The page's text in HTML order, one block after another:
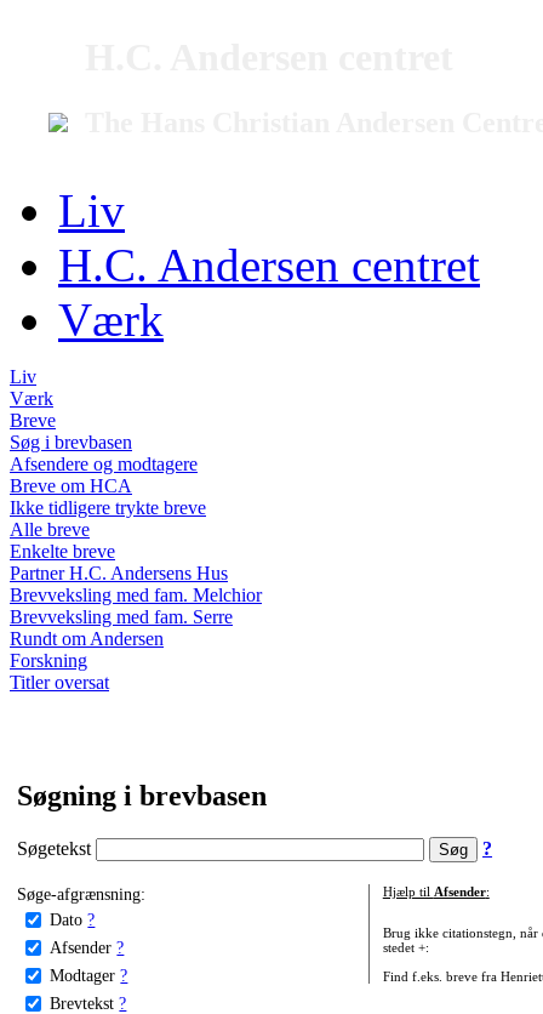
Liv
H.C. Andersen centret
Værk
Liv
Værk
Breve
Søg i brevbasen
Afsendere og modtagere
Breve om HCA
Ikke tidligere trykte breve
Alle breve
Enkelte breve
Partner H.C. Andersens Hus
Brevveksling med fam. Melchior
Brevveksling med fam. Serre
Rundt om Andersen
Forskning
Titler oversat
Søgning i brevbasen
Søgetekst ?
Søge-afgrænsning:
Dato ?
Afsender ?
Modtager ?
Brevtekst ?
Hjælp til Afsender:
Brug ikke citationstegn, når
stedet +:
Find f.eks. breve fra